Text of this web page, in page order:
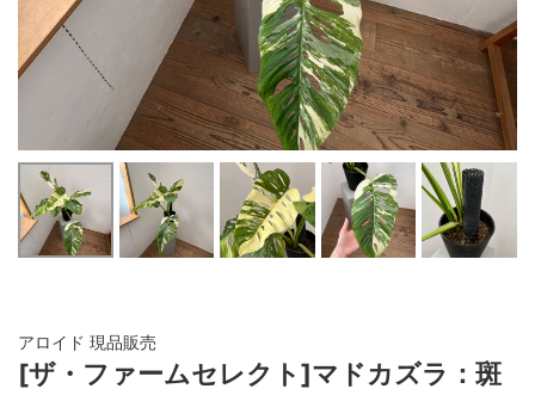
アロイド 現品販売
[ザ・ファームセレクト]マドカズラ：斑